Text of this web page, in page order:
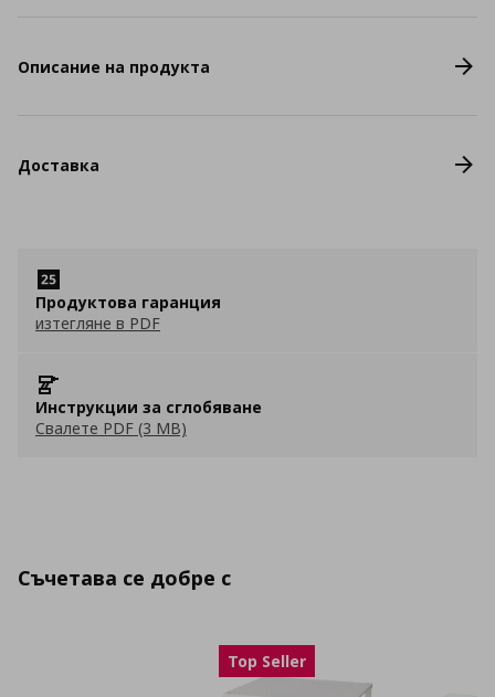
Описание на продукта
Доставка
Продуктова гаранция
изтегляне в PDF
Инструкции за сглобяване
Свалете PDF (3 MB)
Съчетава се добре с
Top Seller